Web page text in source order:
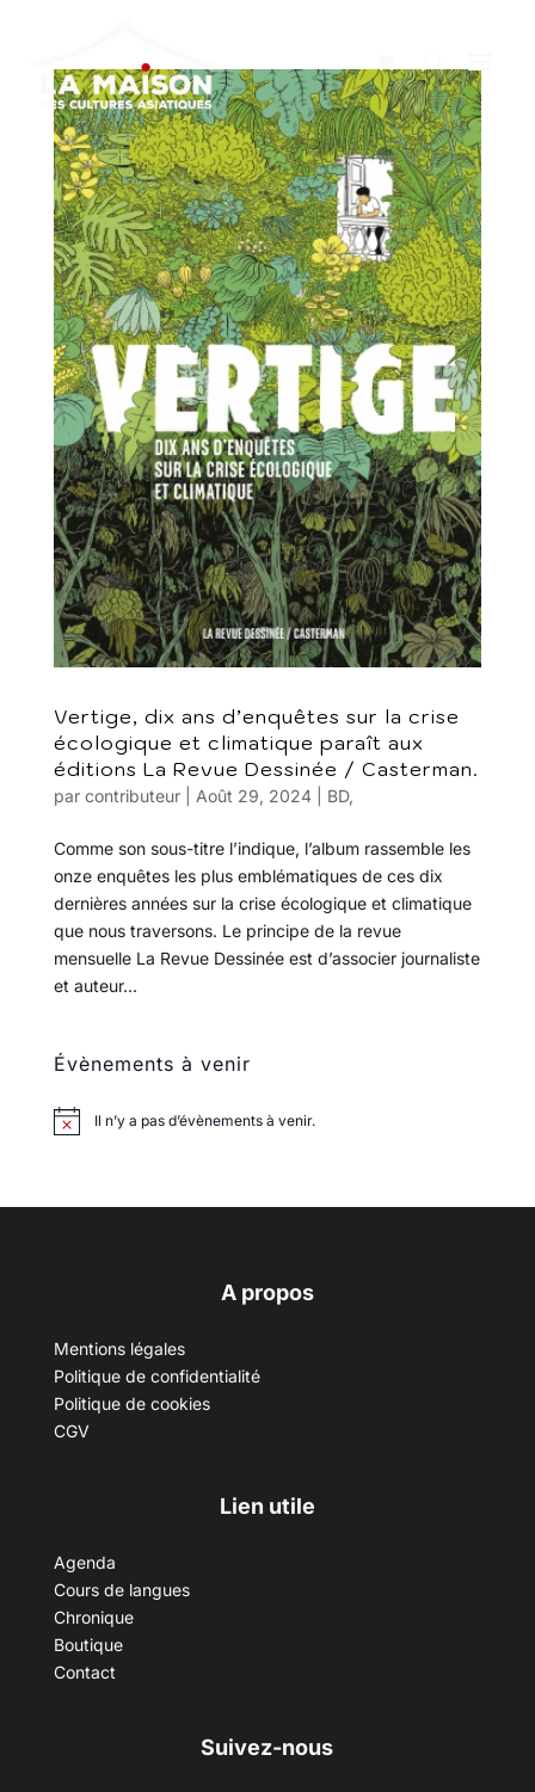
Vertige, dix ans d’enquêtes sur la crise
écologique et climatique paraît aux
éditions La Revue Dessinée / Casterman.
par contributeur| Août 29, 2024| BD,
Comme son sous-titre l’indique, l’album rassemble les
onze enquêtes les plus emblématiques de ces dix
dernières années sur la crise écologique et climatique
que nous traversons. Le principe de la revue
mensuelle La Revue Dessinée est d’associer journaliste
et auteur...
Évènements à venir
Il n’y a pas d’évènements à venir.
A propos
Mentions légales
Politique de confidentialité
Politique de cookies
CGV
Lien utile
Agenda
Cours de langues
Chronique
Boutique
Contact
Suivez-nous